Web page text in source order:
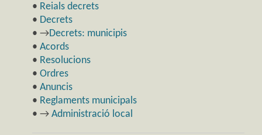
• Reials decrets
• Decrets
• →Decrets: municipis
• Acords
• Resolucions
• Ordres
• Anuncis
• Reglaments municipals
• → Administració local